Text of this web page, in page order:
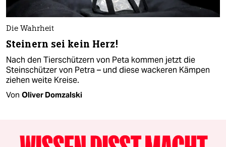
Die Wahrheit
Steinern sei kein Herz!
Nach den Tierschützern von Peta kommen jetzt die
Steinschützer von Petra – und diese wackeren Kämpen
ziehen weite Kreise.
Von Oliver Domzalski